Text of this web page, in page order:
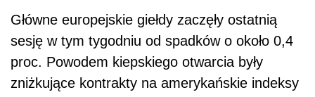
Główne europejskie giełdy zaczęły ostatnią
sesję w tym tygodniu od spadków o około 0,4
proc. Powodem kiepskiego otwarcia były
zniżkujące kontrakty na amerykańskie indeksy